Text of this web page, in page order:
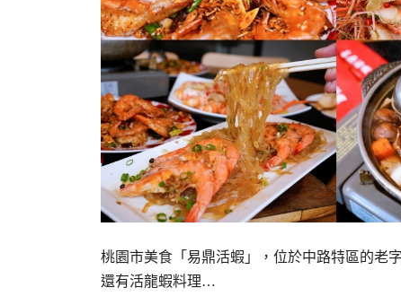
桃園市美食「易鼎活蝦」，位於中路特區的老
還有活龍蝦料理…